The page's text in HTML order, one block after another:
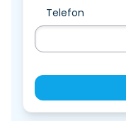
Telefon